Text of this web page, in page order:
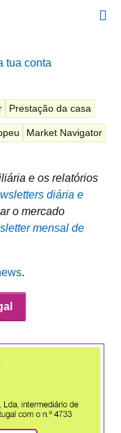
tua conta
Prestação da casa
Market Navigator
e os relatórios
diária e
o mercado
mensal de
.